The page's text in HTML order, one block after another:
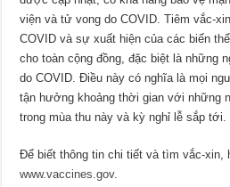
viện và tử vong do COVID. Tiêm vắc-
COVID và sự xuất hiện của các biến
cho toàn cộng đồng, đặc biệt là những
do COVID. Điều này có nghĩa là mọi
tận hưởng khoảng thời gian với những
trong mùa thu này và kỳ nghỉ lễ sắp tới.
Để biết thông tin chi tiết và tìm vắc-xin,
www.vaccines.gov.